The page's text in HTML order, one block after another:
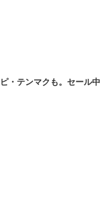
・テンマクも。セール中